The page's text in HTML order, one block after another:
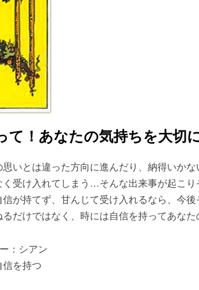
て！あなたの気持ちを大切
いとは違った方向に進んだり、納得いか
受け入れてしまう…そんな出来事が起こり
が持てず、甘んじて受け入れるなら、今
るだけではなく、時には自信を持ってあなた
：シアン
信を持つ